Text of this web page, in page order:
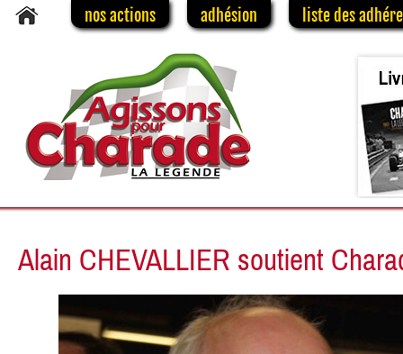
nos actions adhésion liste des
Alain CHEVALLIER soutient